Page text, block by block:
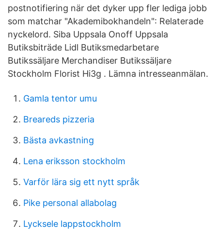
postnotifiering när det dyker upp fler lediga jobb
som matchar "Akademibokhandeln": Relaterade
nyckelord. Siba Uppsala Onoff Uppsala
Butiksbiträde Lidl Butiksmedarbetare
Butikssäljare Merchandiser Butikssäljare
Stockholm Florist Hi3g . Lämna intresseanmälan.
Gamla tentor umu
Breareds pizzeria
Bästa avkastning
Lena eriksson stockholm
Varför lära sig ett nytt språk
Pike personal allabolag
Lycksele lappstockholm